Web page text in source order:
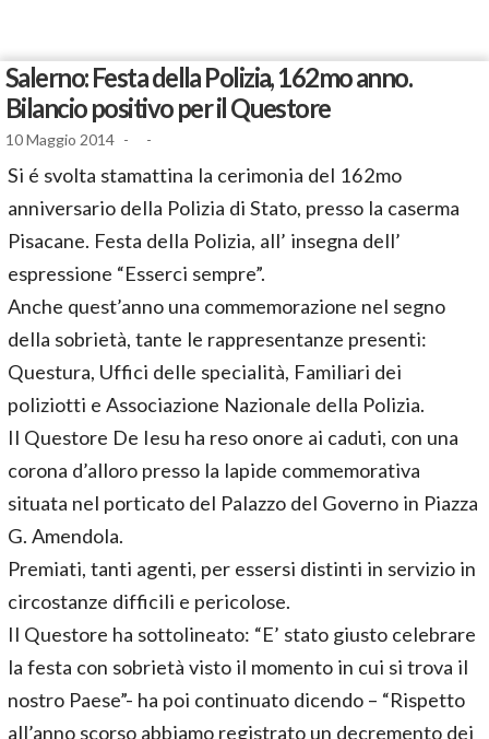
Salerno: Festa della Polizia, 162mo anno.
Bilancio positivo per il Questore
10 Maggio 2014 - -
Si é svolta stamattina la cerimonia del 162mo
anniversario della Polizia di Stato, presso la caserma
Pisacane. Festa della Polizia, all’ insegna dell’
espressione “Esserci sempre”.
Anche quest’anno una commemorazione nel segno
della sobrietà, tante le rappresentanze presenti:
Questura, Uffici delle specialità, Familiari dei
poliziotti e Associazione Nazionale della Polizia.
Il Questore De Iesu ha reso onore ai caduti, con una
corona d’alloro presso la lapide commemorativa
situata nel porticato del Palazzo del Governo in Piazza
G. Amendola.
Premiati, tanti agenti, per essersi distinti in servizio in
circostanze difficili e pericolose.
Il Questore ha sottolineato: “E’ stato giusto celebrare
la festa con sobrietà visto il momento in cui si trova il
nostro Paese”- ha poi continuato dicendo – “Rispetto
all’anno scorso abbiamo registrato un decremento dei